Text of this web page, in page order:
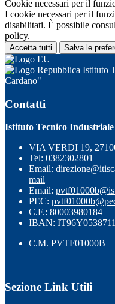
Cookie necessari per il
I cookie necessari per il
disabilitati. È possibile
policy.
Accetta tutti Salva le
Istituto
Cardano"
Contatti
Istituto Tecnico
VIA VERDI 19,
Tel: 0382302801
Email:
mail
Email:
PEC:
C.F.: 80003980184
IBAN:
C.M. PVTF01000B
Sezione Link Utili